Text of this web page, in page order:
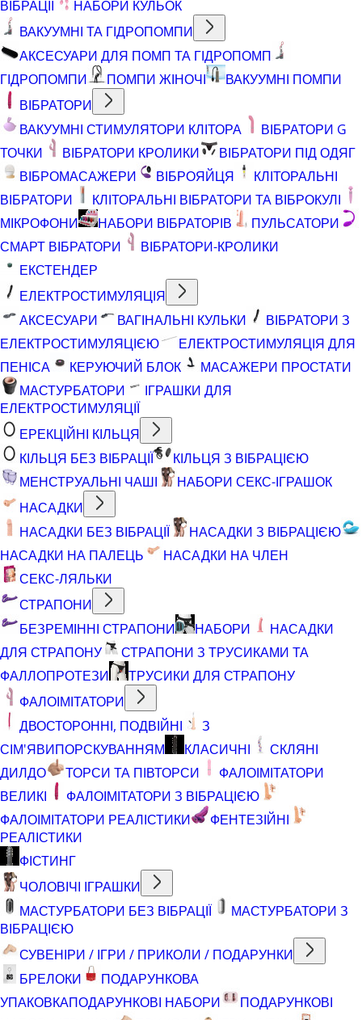
ВІБРАЦІЇ
НАБОРИ КУЛЬОК
ВАКУУМНІ ТА ГІДРОПОМПИ
АКСЕСУАРИ ДЛЯ ПОМП ТА ГІДРОПОМП
ГІДРОПОМПИ
ПОМПИ ЖІНОЧІ
ВАКУУМНІ ПОМПИ
ВІБРАТОРИ
ВАКУУМНІ СТИМУЛЯТОРИ КЛІТОРА
ВІБРАТОРИ G
ТОЧКИ
ВІБРАТОРИ КРОЛИКИ
ВІБРАТОРИ ПІД ОДЯГ
ВІБРОМАСАЖЕРИ
ВІБРОЯЙЦЯ
КЛІТОРАЛЬНІ
ВІБРАТОРИ
КЛІТОРАЛЬНІ ВІБРАТОРИ ТА ВІБРОКУЛІ
МІКРОФОНИ
НАБОРИ ВІБРАТОРІВ
ПУЛЬСАТОРИ
СМАРТ ВІБРАТОРИ
ВІБРАТОРИ-КРОЛИКИ
ЕКСТЕНДЕР
ЕЛЕКТРОСТИМУЛЯЦІЯ
АКСЕСУАРИ
ВАГІНАЛЬНІ КУЛЬКИ
ВІБРАТОРИ З
ЕЛЕКТРОСТИМУЛЯЦІЄЮ
ЕЛЕКТРОСТИМУЛЯЦІЯ ДЛЯ
ПЕНІСА
КЕРУЮЧИЙ БЛОК
МАСАЖЕРИ ПРОСТАТИ
МАСТУРБАТОРИ
ІГРАШКИ ДЛЯ
ЕЛЕКТРОСТИМУЛЯЦІЇ
ЕРЕКЦІЙНІ КІЛЬЦЯ
КІЛЬЦЯ БЕЗ ВІБРАЦІЇ
КІЛЬЦЯ З ВІБРАЦІЄЮ
МЕНСТРУАЛЬНІ ЧАШІ
НАБОРИ СЕКС-ІГРАШОК
НАСАДКИ
НАСАДКИ БЕЗ ВІБРАЦІЇ
НАСАДКИ З ВІБРАЦІЄЮ
НАСАДКИ НА ПАЛЕЦЬ
НАСАДКИ НА ЧЛЕН
СЕКС-ЛЯЛЬКИ
СТРАПОНИ
БЕЗРЕМІННІ СТРАПОНИ
НАБОРИ
НАСАДКИ
ДЛЯ СТРАПОНУ
СТРАПОНИ З ТРУСИКАМИ ТА
ФАЛЛОПРОТЕЗИ
ТРУСИКИ ДЛЯ СТРАПОНУ
ФАЛОІМІТАТОРИ
ДВОСТОРОННІ, ПОДВІЙНІ
З
СІМ'ЯВИПОРСКУВАННЯМ
КЛАСИЧНІ
СКЛЯНІ
ДИЛДО
ТОРСИ ТА ПІВТОРСИ
ФАЛОІМІТАТОРИ
ВЕЛИКІ
ФАЛОІМІТАТОРИ З ВІБРАЦІЄЮ
ФАЛОІМІТАТОРИ РЕАЛІСТИКИ
ФЕНТЕЗІЙНІ
РЕАЛІСТИКИ
ФІСТИНГ
ЧОЛОВІЧІ ІГРАШКИ
МАСТУРБАТОРИ БЕЗ ВІБРАЦІЇ
МАСТУРБАТОРИ З
ВІБРАЦІЄЮ
СУВЕНІРИ / ІГРИ / ПРИКОЛИ / ПОДАРУНКИ
БРЕЛОКИ
ПОДАРУНКОВА
УПАКОВКАПОДАРУНКОВІ НАБОРИ
ПОДАРУНКОВІ